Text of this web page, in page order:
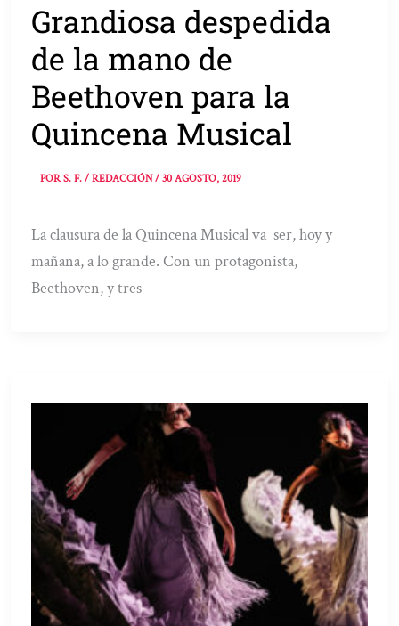
Grandiosa despedida
de la mano de
Beethoven para la
Quincena Musical
PORS. F. / REDACCIÓN/30 AGOSTO, 2019
La clausura de la Quincena Musical va ser, hoy y
mañana, a lo grande. Con un protagonista,
Beethoven, y tres